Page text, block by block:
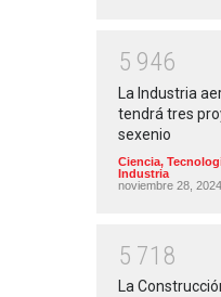
5 946
La Industria
tendrá tres
sexenio
Ciencia,
Industria
noviembre 28, 2024
5 71 8
La